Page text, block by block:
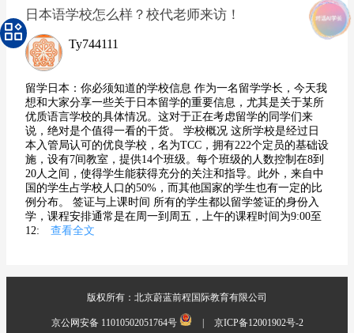
日本语学校怎么样？校代老师来访！
Ty744111
留学日本：你必须知道的学校信息 作为一名留学学长，今天我
想和大家分享一些关于日本留学的重要信息，尤其是关于某所
优质语言学校的具体情况。这对于正在考虑留学的同学们来
说，绝对是个值得一看的干货。 学校概况 这所学校是经过日
本入管局认可的优良学校，名为TCC，拥有222个定员的基础设
施，设有7间教室，提供14个班级。每个班级的人数控制在8到
20人之间，使得学生能获得充分的关注和指导。此外，来自中
国的学生占学校人口的50%，而其他国家的学生也有一定的比
例分布。 签证与上课时间 所有的学生都以留学签证的身份入
学，课程安排通常是在周一到周五，上午的课程时间为9:00至
12:
查看全文
版权所有：北京蔚蓝前程国际教育有限公司
京公网安备 11010502051764号 京ICP备12001902号-2